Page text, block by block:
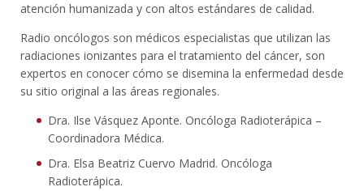
atención humanizada y con altos estándares de calidad.
Radio oncólogos son médicos especialistas que utilizan las
radiaciones ionizantes para el tratamiento del cáncer, son
expertos en conocer cómo se disemina la enfermedad desde
su sitio original a las áreas regionales.
Dra. Ilse Vásquez Aponte. Oncóloga Radioterápica –
Coordinadora Médica.
Dra. Elsa Beatriz Cuervo Madrid. Oncóloga
Radioterápica.